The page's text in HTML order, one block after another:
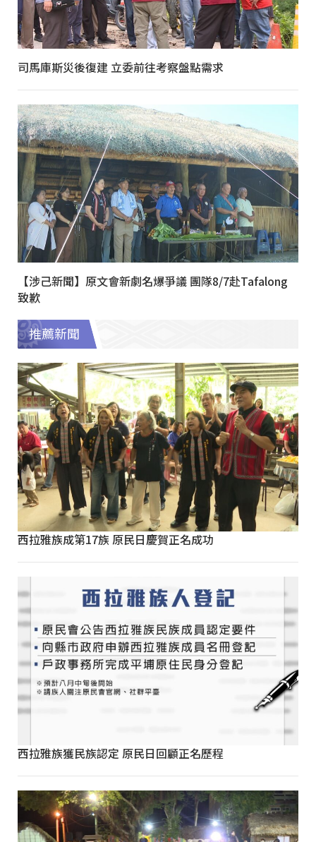
司馬庫斯災後復建 立委前往考察盤點需求
【涉己新聞】原文會新劇名爆爭議 團隊8/7赴Tafalong
致歉
推薦新聞
西拉雅族成第17族 原民日慶賀正名成功
西拉雅族獲民族認定 原民日回顧正名歷程